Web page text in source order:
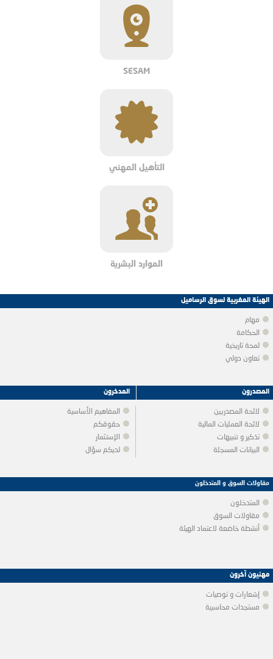
SESAM
التأهيل المهني
الموارد البشرية
الهيئة المغربية لسوق الرساميل
مهام
الحكامة
لمحة تاريخية
تعاون دولي
المدخرون
المفاهيم الأساسية
حقوقكم
الإستثمار
لديكم سؤال
المصدرون
لائحة المصدريين
لائحة العمليات المالية
تذكير و تنبيهات
البيانات المسجلة
مقاولات السوق و المتدخلون
المتدخلون
مقاولات السوق
أنشطة خاضعة لاعتماد الهيئة
مهنيون آخرون
إشعارات و توصيات
مستجدات محاسبية